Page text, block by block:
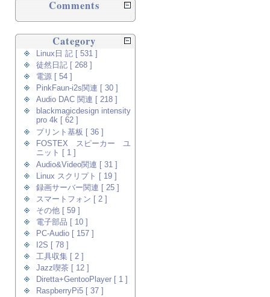
Comments
Category
Linux日 記 [ 531 ]
徒然日記 [ 268 ]
電源 [ 54 ]
PinkFaun-i2s関連 [ 30 ]
Audio DAC 関連 [ 218 ]
blackmagicdesign intensity
pro 4k [ 62 ]
プリント基板 [ 36 ]
FOSTEX スピーカー ユ
ニット [ 1 ]
Audio&Video関連 [ 31 ]
Linux スクリプト [ 19 ]
録画サーバー関連 [ 25 ]
スマートフォン [ 2 ]
その他 [ 59 ]
電子部品 [ 10 ]
PC-Audio [ 157 ]
I2S [ 78 ]
工具収集 [ 2 ]
Jazz喫茶 [ 12 ]
Diretta+GentooPlayer [ 1 ]
RaspberryPi5 [ 37 ]